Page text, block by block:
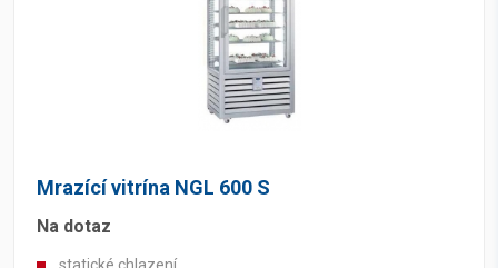
Mrazící vitrína NGL 600 S
Na dotaz